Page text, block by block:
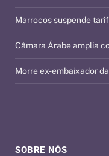
SOBRE NÓS
Marrocos suspende
Câmara Árabe amplia
Morre ex-embaixador